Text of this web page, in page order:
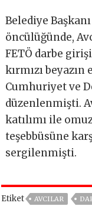
Belediye
öncülüğünde,
FETÖ darbe
kırmızı
Cumhuriyet ve
düzenlenmişti.
katılımı ile
teşebbüsüne
sergilenmişti.
Etiket AVCILAR